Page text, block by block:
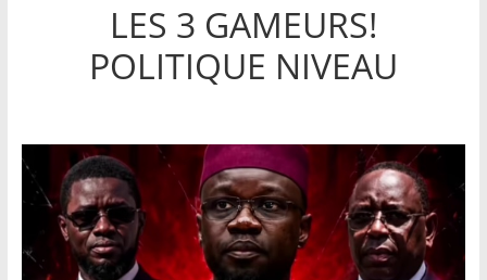
LES 3 GAMEURS!
POLITIQUE NIVEAU